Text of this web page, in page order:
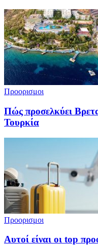
Προορισμοι
Πώς προσελκύει
Τουρκία
Προορισμοι
Αυτοί είναι οι top